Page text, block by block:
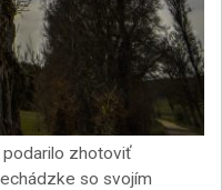
podarilo zhotoviť
so svojím